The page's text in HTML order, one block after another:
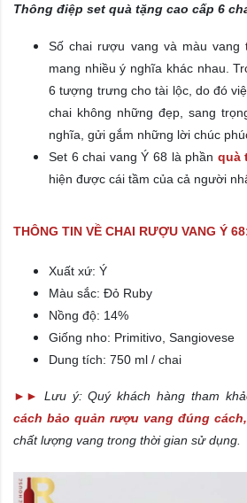
Thông điệp set quà tặng cao cấp 6
Số chai rượu vang và màu vang
mang nhiều ý nghĩa khác nhau.
6 tượng trưng cho tài lộc, do đó
chai không những đẹp, sang
nghĩa, gửi gắm những lời chúc
Set 6 chai vang Ý 68 là phần quà
hiện được cái tầm của cả người
THÔNG TIN VỀ CHAI RƯỢU VANG Ý
Xuất xứ: Ý
Màu sắc: Đỏ Ruby
Nồng độ: 14%
Giống nho: Primitivo, Sangiovese
Dung tích: 750 ml / chai
► ► Lưu ý: Quý khách hàng tham
cách bảo quản rượu vang đúng
chất lượng vang trong thời gian sử dụng.